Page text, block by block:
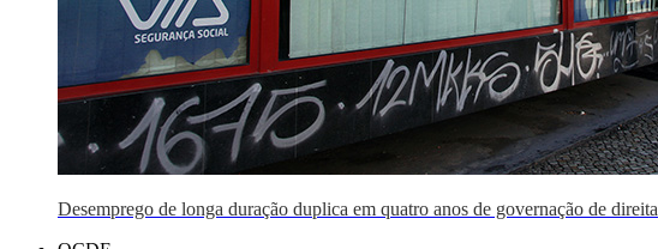
Desemprego de longa duração duplica em quatro anos de governação de direita